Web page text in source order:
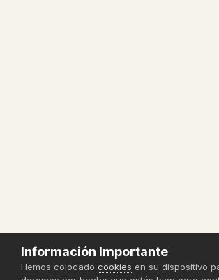
Información Importante
Hemos colocado cookies en su dispositivo